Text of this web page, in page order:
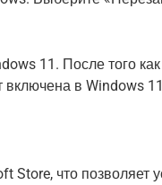
11. После того
включена в Windows
Store, что позволяет